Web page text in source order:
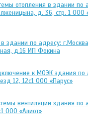
отопления в здании по
д. 36, стр. 1 ООО
здании по адресу:
д.16 ИП Фокина
к МОЭК здания по
12, 12с1 ООО «Парус»
вентиляции здания по
ООО «Алиот»